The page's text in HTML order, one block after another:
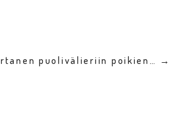
puolivälieriin poikien… →